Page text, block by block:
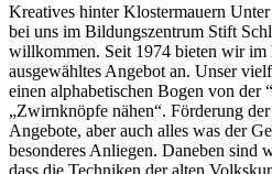
Kreatives hinter Klostermauern
bei uns im Bildungszentrum Stift
willkommen. Seit 1974 bieten wir im
ausgewähltes Angebot an. Unser
einen alphabetischen Bogen von der
„Zwirnknöpfe nähen“. Förderung
Angebote, aber auch alles was der
besonderes Anliegen. Daneben sind
dass die Techniken der alten